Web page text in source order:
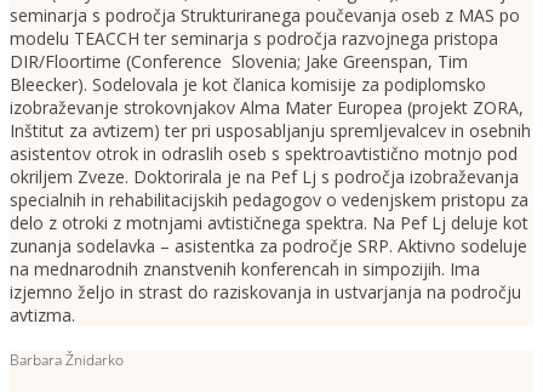
seminarja s področja Strukturiranega poučevanja oseb z MAS po
modelu TEACCH ter seminarja s področja razvojnega pristopa
DIR/Floortime (Conference Slovenia; Jake Greenspan, Tim
Bleecker). Sodelovala je kot članica komisije za podiplomsko
izobraževanje strokovnjakov Alma Mater Europea (projekt ZORA,
Inštitut za avtizem) ter pri usposabljanju spremljevalcev in osebnih
asistentov otrok in odraslih oseb s spektroavtistično motnjo pod
okriljem Zveze. Doktorirala je na Pef Lj s področja izobraževanja
specialnih in rehabilitacijskih pedagogov o vedenjskem pristopu za
delo z otroki z motnjami avtističnega spektra. Na Pef Lj deluje kot
zunanja sodelavka – asistentka za področje SRP. Aktivno sodeluje
na mednarodnih znanstvenih konferencah in simpozijih. Ima
izjemno željo in strast do raziskovanja in ustvarjanja na področju
avtizma.
Barbara Žnidarko